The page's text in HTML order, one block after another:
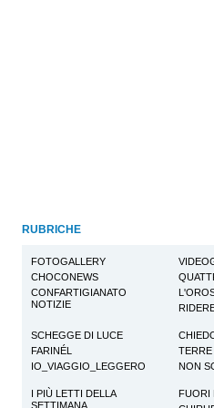
RUBRICHE
FOTOGALLERY
CHOCONEWS
CONFARTIGIANATO
NOTIZIE
SCHEGGE DI LUCE
FARINÉL
IO_VIAGGIO_LEGGERO
NON
I PIÙ LETTI DELLA
SETTIMANA
FUORI